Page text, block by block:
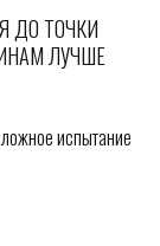
ДО ТОЧКИ
ЛУЧШЕ
испытание